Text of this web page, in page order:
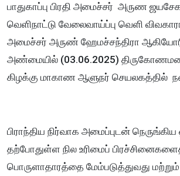
பாதுகாப்பு பிரதி அமைச்சர் அருண
வெளிநாட்டு வேலைவாய்ப்பு வெளி
அமைச்சர் அருண் ஹேமச்சந்திரா
அண்மையில் (03.06.2025)
கிழக்கு மாகாண ஆளுநர் செயலகத்தில்
பிராந்திய நிர்வாக அமைப்புடன்
தற்போதுள்ள நில உரிமைப்
பொருளாதாரத்தை மேம்படுத்துவது மற்றும்